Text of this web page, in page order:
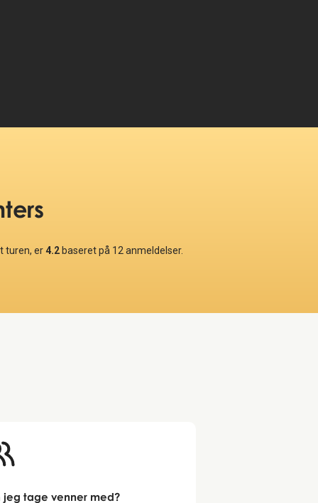
turen, er4.2baseret på 12anmeldelser.
jeg tage venner med?